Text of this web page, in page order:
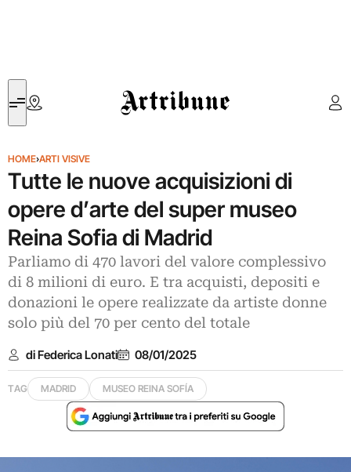
Artribune
HOME›ARTI VISIVE
Tutte le nuove acquisizioni di
opere d’arte del super museo
Reina Sofia di Madrid
Parliamo di 470 lavori del valore complessivo
di 8 milioni di euro. E tra acquisti, depositi e
donazioni le opere realizzate da artiste donne
solo più del 70 per cento del totale
di Federica Lonati 08/01/2025
TAG MADRID MUSEO REINA SOFÍA